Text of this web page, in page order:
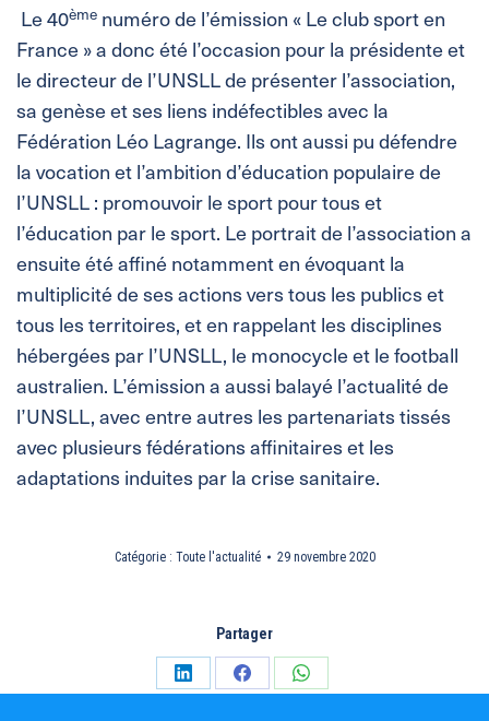
Le 40ème numéro de l’émission « Le club sport en
France » a donc été l’occasion pour la présidente et
le directeur de l’UNSLL de présenter l’association,
sa genèse et ses liens indéfectibles avec la
Fédération Léo Lagrange. Ils ont aussi pu défendre
la vocation et l’ambition d’éducation populaire de
l’UNSLL : promouvoir le sport pour tous et
l’éducation par le sport. Le portrait de l’association a
ensuite été affiné notamment en évoquant la
multiplicité de ses actions vers tous les publics et
tous les territoires, et en rappelant les disciplines
hébergées par l’UNSLL, le monocycle et le football
australien. L’émission a aussi balayé l’actualité de
l’UNSLL, avec entre autres les partenariats tissés
avec plusieurs fédérations affinitaires et les
adaptations induites par la crise sanitaire.
Catégorie : Toute l'actualité 29 novembre 2020
Partager
PartagerPartagerPartager